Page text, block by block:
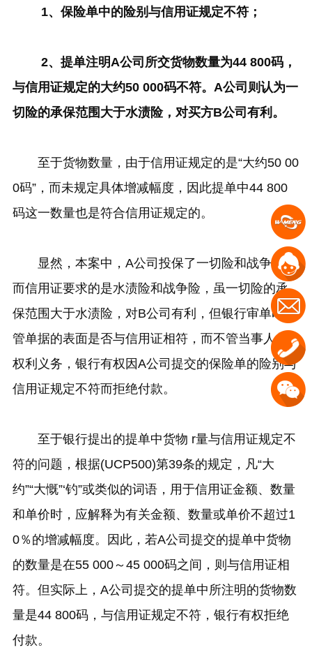
1、保险单中的险别与信用证规定不符；
2、提单注明A公司所交货物数量为44 800码，
与信用证规定的大约50 000码不符。A公司则认为一
切险的承保范围大于水渍险，对买方B公司有利。
至于货物数量，由于信用证规定的是“大约50 00
0码”，而未规定具体增减幅度，因此提单中44 800
码这一数量也是符合信用证规定的。
显然，本案中，A公司投保了一切险和战争险，
而信用证要求的是水渍险和战争险，虽一切险的承
保范围大于水渍险，对B公司有利，但银行审单时只
管单据的表面是否与信用证相符，而不管当事人的
权利义务，银行有权因A公司提交的保险单的险别与
信用证规定不符而拒绝付款。
至于银行提出的提单中货物 r量与信用证规定不
符的问题，根据(UCP500)第39条的规定，凡“大
约”“大慨”‘钓”或类似的词语，用于信用证金额、数量
和单价时，应解释为有关金额、数量或单价不超过1
0％的增减幅度。因此，若A公司提交的提单中货物
的数量是在55 000～45 000码之间，则与信用证相
符。但实际上，A公司提交的提单中所注明的货物数
量是44 800码，与信用证规定不符，银行有权拒绝
付款。